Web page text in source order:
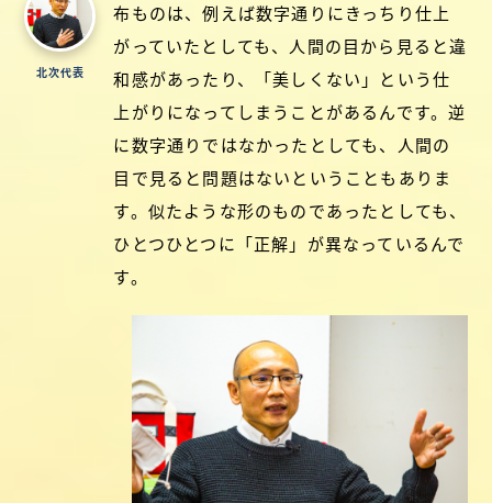
北次代表
布ものは、例えば数字通りにきっちり仕上
がっていたとしても、人間の目から見ると違
和感があったり、「美しくない」という仕
上がりになってしまうことがあるんです。逆
に数字通りではなかったとしても、人間の
目で見ると問題はないということもありま
す。似たような形のものであったとしても、
ひとつひとつに「正解」が異なっているんで
す。